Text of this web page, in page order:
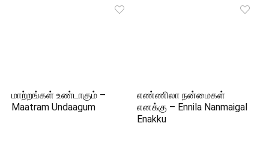
மாற்றங்கள் உண்டாகும் –
Maatram Undaagum
எண்ணிலா நன்மைகள்
எனக்கு – Ennila Nanmaigal
Enakku